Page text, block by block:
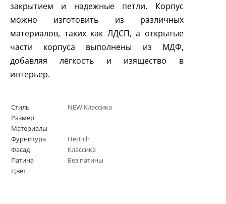
закрытием и надежные петли. Корпус
можно изготовить из различных
материалов, таких как ЛДСП, а открытые
части корпуса выполнены из МДФ,
добавляя лёгкость и изящество в
интерьер.
Стиль
NEW Классика
Размер
Материалы
Фурнитура
Hettich
Фасад
Классика
Патина
Без патины
Цвет